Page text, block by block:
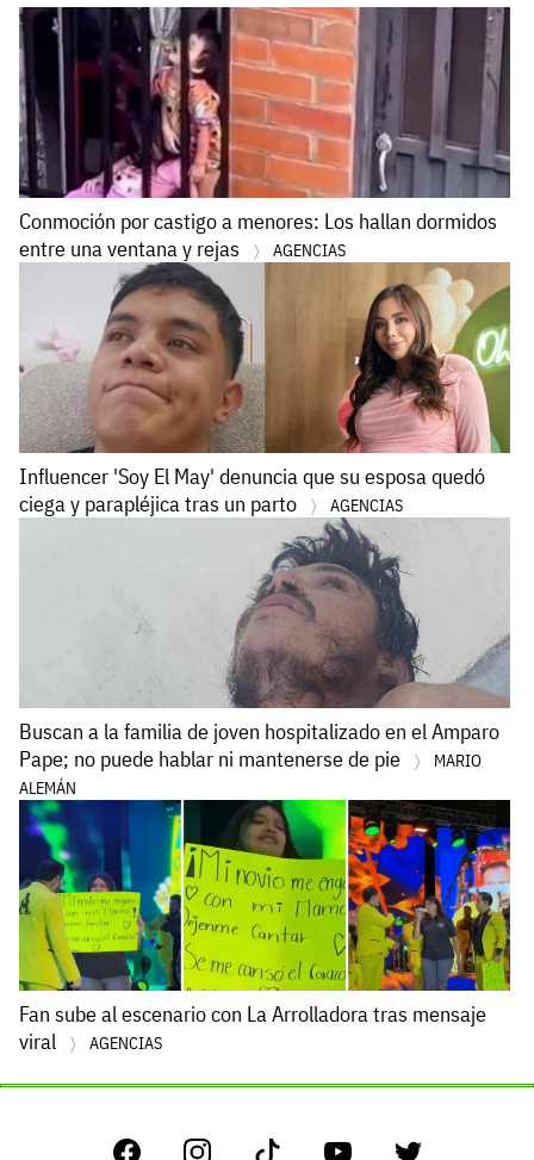
Conmoción por castigo a menores: Los hallan dormidos
entre una ventana y rejas
AGENCIAS
Influencer 'Soy El May' denuncia que su esposa quedó
ciega y parapléjica tras un parto
AGENCIAS
Buscan a la familia de joven hospitalizado en el Amparo
Pape; no puede hablar ni mantenerse de pie
MARIO
ALEMÁN
Fan sube al escenario con La Arrolladora tras mensaje
viral
AGENCIAS